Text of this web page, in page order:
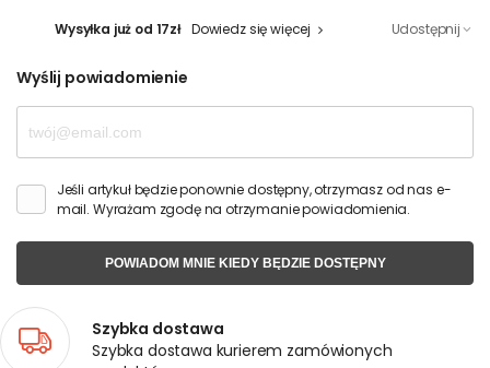
Wysyłka już od 17zł Dowiedz się więcej Udostępnij
Wyślij powiadomienie
Jeśli artykuł będzie ponownie dostępny, otrzymasz od nas e-
mail. Wyrażam zgodę na otrzymanie powiadomienia.
POWIADOM MNIE KIEDY BĘDZIE DOSTĘPNY
Szybka dostawa
Szybka dostawa kurierem zamówionych